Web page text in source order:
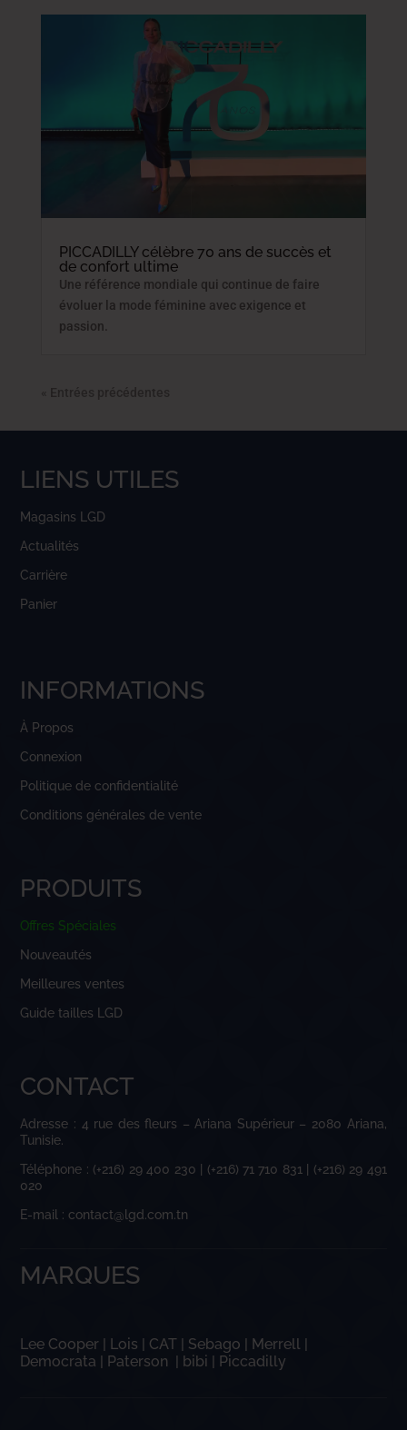
PICCADILLY célèbre 70 ans de succès et
de confort ultime
Une référence mondiale qui continue de faire
évoluer la mode féminine avec exigence et
passion.
LIENS UTILES
Magasins LGD
Actualités
Carrière
Panier
INFORMATIONS
À Propos
Connexion
Politique de confidentialité
Conditions générales de vente
PRODUITS
Offres Spéciales
Nouveautés
Meilleures ventes
Guide tailles LGD
CONTACT
Adresse : 4 rue des fleurs – Ariana Supérieur – 2080 Ariana,
Tunisie.
Téléphone : (+216) 29 400 230 | (+216) 71 710 831 | (+216) 29 491
020
E-mail : contact@lgd.com.tn
MARQUES
Lee Cooper Lois CAT Sebago Merrell
Democrata
Paterson bibi Piccadilly